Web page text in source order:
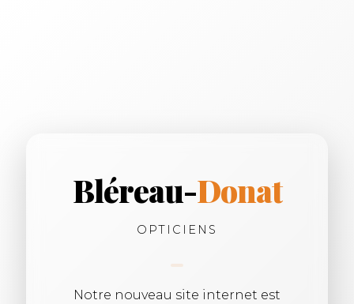
Bléreau-Donat
OPTICIENS
Notre nouveau site internet est